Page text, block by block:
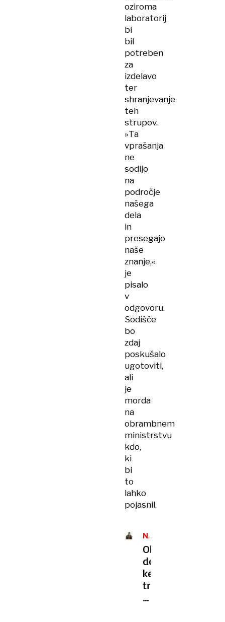
oziroma
laboratorij
bi
bil
potreben
za
izdelavo
ter
shranjevanje
teh
strupov.
»Ta
vprašanja
ne
sodijo
na
področje
našega
dela
in
presegajo
naše
znanje,«
je
pisalo
v
odgovoru.
Sodišče
bo
zdaj
poskušalo
ugotoviti,
ali
je
morda
na
obrambnem
ministrstvu
kdo,
ki
bi
to
lahko
pojasnil.
NAPELJEVANJE
K
UMORU
Obsojeni
doktor
kemije
trdi,
da